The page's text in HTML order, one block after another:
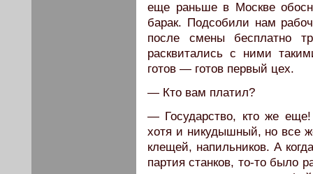
еще раньше в Москве
барак. Подсобили нам
после смены бесплатно
расквитались с ними
готов — готов первый цех.
— Кто вам платил?
— Государство, кто же
хотя и никудышный, но все
клещей, напильников. А
партия станков, то-то было